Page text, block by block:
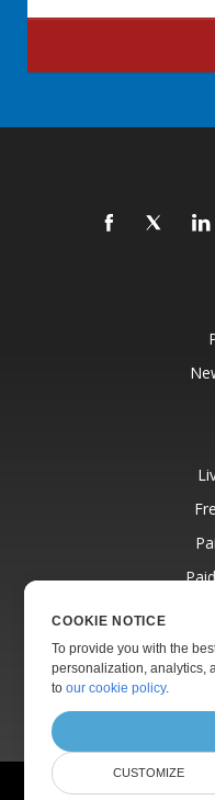
© Aspose Pty Ltd
COOKIE NOTICE
To provide you with the
personalization, analytics,
toour cookie policy.
CUSTOMIZE